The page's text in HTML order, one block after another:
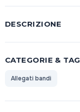
DESCRIZIONE
CATEGORIE & TAG
Allegati bandi